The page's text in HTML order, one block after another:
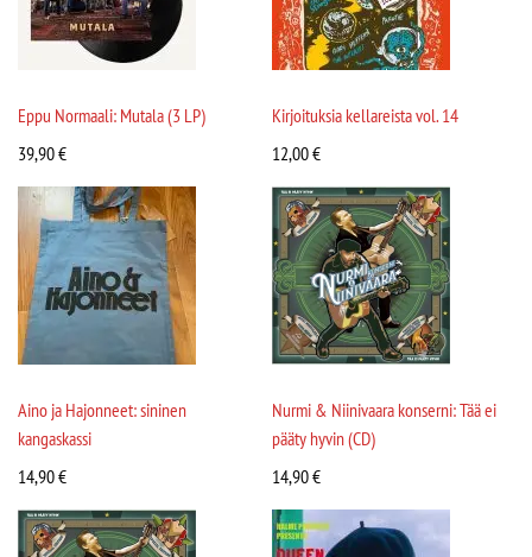
Eppu Normaali: Mutala (3 LP)
39,90€
Kirjoituksia kellareista vol. 14
12,00€
Aino ja Hajonneet: sininen
kangaskassi
14,90€
Nurmi & Niinivaara konserni: Tää ei
pääty hyvin (CD)
14,90€